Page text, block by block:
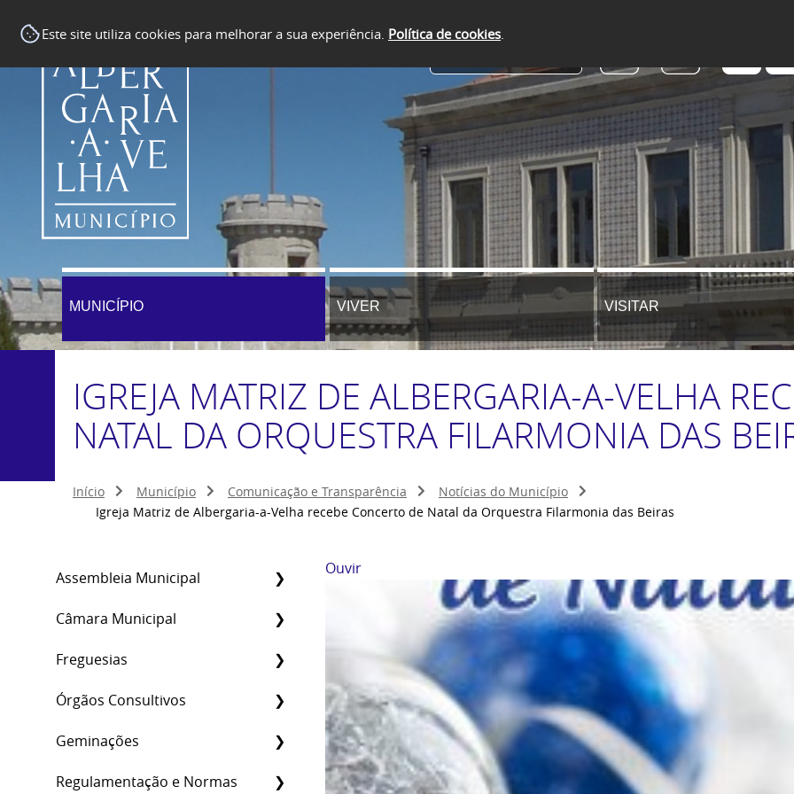
Este site utiliza cookies para melhorar a sua experiência. Política de cookies.
MUNICÍPIO VIVER VISITAR
IGREJA MATRIZ DE ALBERGARIA-A-VELHA
NATAL DA ORQUESTRA FILARMONIA DAS
Início Município Comunicação e Transparência
Notícias do Município
Igreja Matriz de Albergaria-a-Velha recebe Concerto de Natal da Orquestra Filarmonia das Beiras
Assembleia Municipal
Câmara Municipal
Freguesias
Órgãos Consultivos
Geminações
Regulamentação e Normas
Ouvir